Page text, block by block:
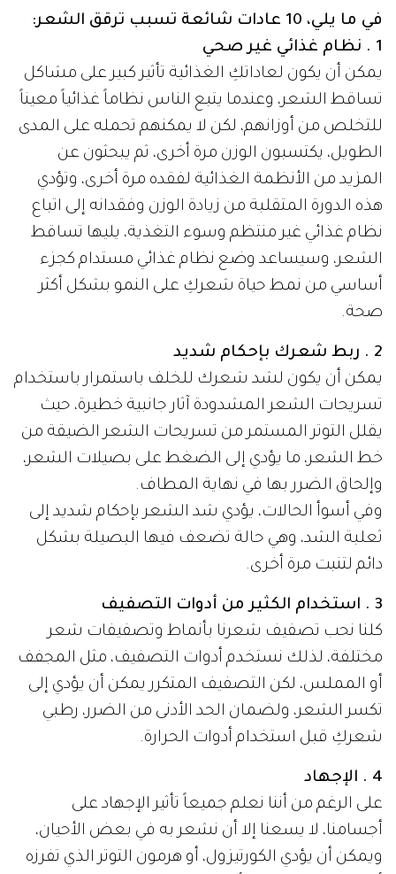
في ما يلي، 10 عادات شائعة تسبب ترقق الشعر:
1 . نظام غذائي غير صحي
يمكن أن يكون لعاداتكِ الغذائية تأثير كبير على مشاكل
تساقط الشعر، وعندما يتبع الناس نظاماً غذائياً معيناً
للتخلص من أوزانهم، لكن لا يمكنهم تحمله على المدى
الطويل، يكتسبون الوزن مرة أخرى، ثم يبحثون عن
المزيد من الأنظمة الغذائية لفقده مرة أخرى، وتؤدي
هذه الدورة المتقلبة من زيادة الوزن وفقدانه إلى اتباع
نظام غذائي غير منتظم وسوء التغذية، يليها تساقط
الشعر، وسيساعد وضع نظام غذائي مستدام كجزء
أساسي من نمط حياة شعركِ على النمو بشكل أكثر
صحة.
2 . ربط شعرك بإحكام شديد
يمكن أن يكون لشد شعرك للخلف باستمرار باستخدام
تسريحات الشعر المشدودة آثار جانبية خطيرة، حيث
يقلل التوتر المستمر من تسريحات الشعر الضيقة من
خط الشعر، ما يؤدي إلى الضغط على بصيلات الشعر،
وإلحاق الضرر بها في نهاية المطاف.
وفي أسوأ الحالات، يؤدي شد الشعر بإحكام شديد إلى
ثعلبة الشد، وهي حالة تضعف فيها البصيلة بشكل
دائم لتنبت مرة أخرى.
3 . استخدام الكثير من أدوات التصفيف
كلنا نحب تصفيف شعرنا بأنماط وتصفيفات شعر
مختلفة، لذلك نستخدم أدوات التصفيف، مثل المجفف
أو المملس، لكن التصفيف المتكرر يمكن أن يؤدي إلى
تكسر الشعر، ولضمان الحد الأدنى من الضرر، رطبي
شعركِ قبل استخدام أدوات الحرارة.
4 . الإجهاد
على الرغم من أننا نعلم جميعاً تأثير الإجهاد على
أجسامنا، لا يسعنا إلا أن نشعر به في بعض الأحيان،
ويمكن أن يؤدي الكورتيزول، أو هرمون التوتر الذي تفرزه